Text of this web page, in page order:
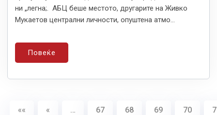
ни „легна;. АБЦ беше местото, другарите на Живко
Мукаетов централни личности, опуштена атмо...
Повеќе
«« « … 67 68 69 70